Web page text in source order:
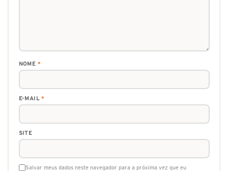
NOME *
E-MAIL*
SITE
Salvar meus dados neste navegador para a próxima vez que eu